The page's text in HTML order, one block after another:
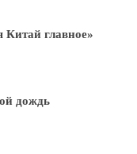
Китай главное»
дождь